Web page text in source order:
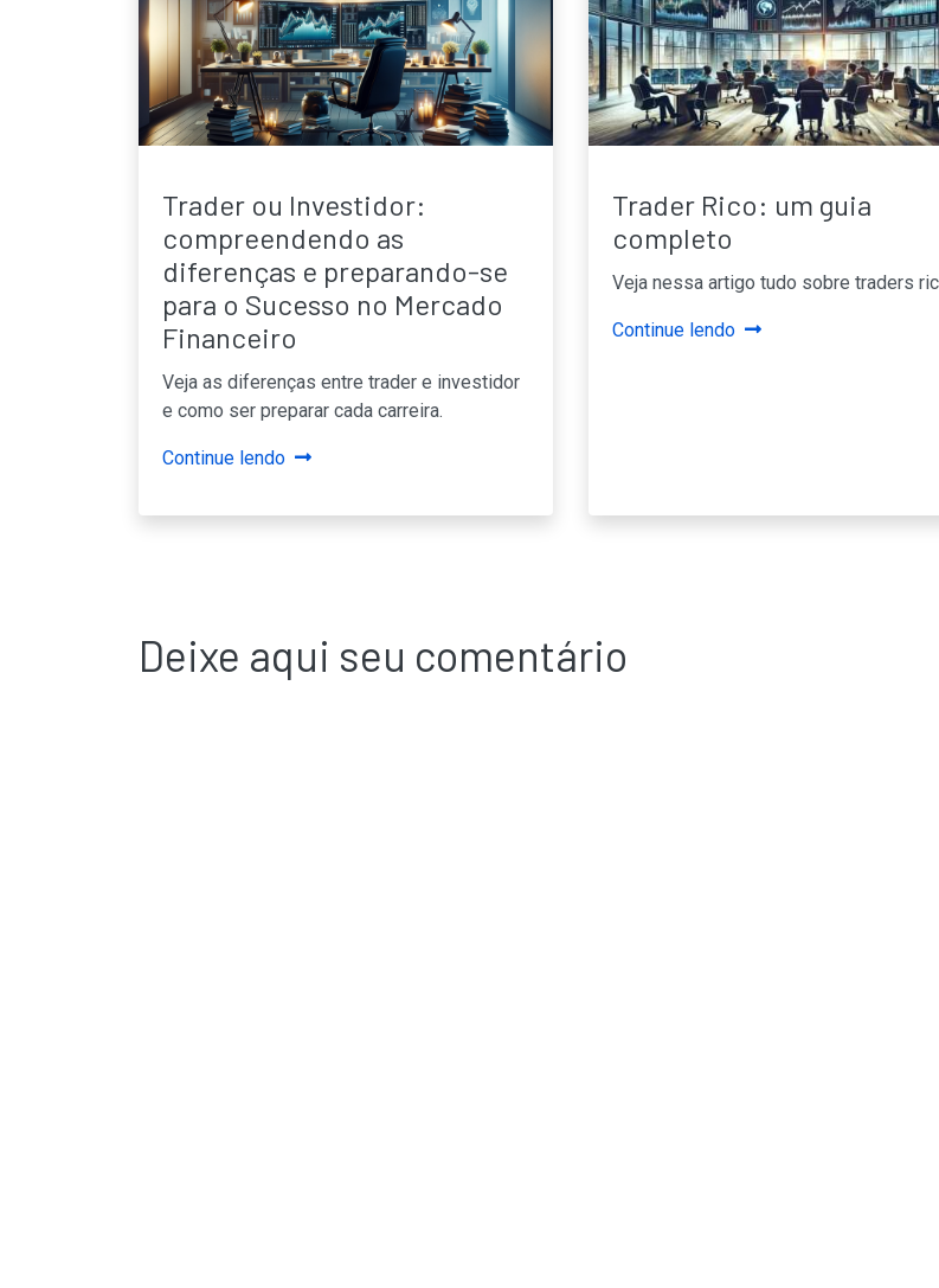
Trader ou Investidor:
compreendendo as
diferenças e preparando-se
para o Sucesso no Mercado
Financeiro
Veja as diferenças entre trader e investidor
e como ser preparar cada carreira.
Continue lendo
Trader Rico: um guia
completo
Veja nessa artigo tudo sobre traders
Continue lendo
Deixe aqui seu comentário